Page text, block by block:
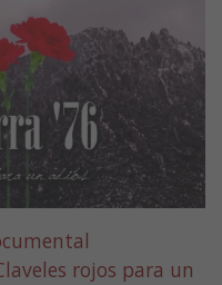
rojos para un